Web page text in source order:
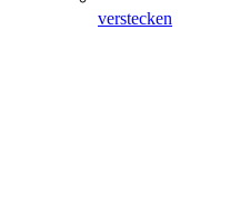
verstecken